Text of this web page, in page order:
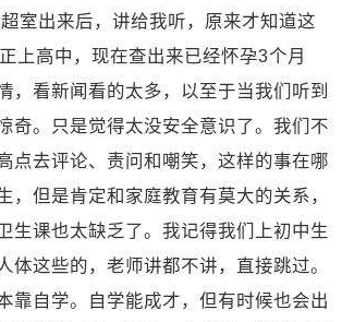
室出来后，讲给我听，原来才知道这
上高中，现在查出来已经怀孕3个月
，看新闻看的太多，以至于当我们听到
奇。只是觉得太没安全意识了。我们不
点去评论、责问和嘲笑，这样的事在哪
，但是肯定和家庭教育有莫大的关系，
生课也太缺乏了。我记得我们上初中生
体这些的，老师讲都不讲，直接跳过。
靠自学。自学能成才，但有时候也会出